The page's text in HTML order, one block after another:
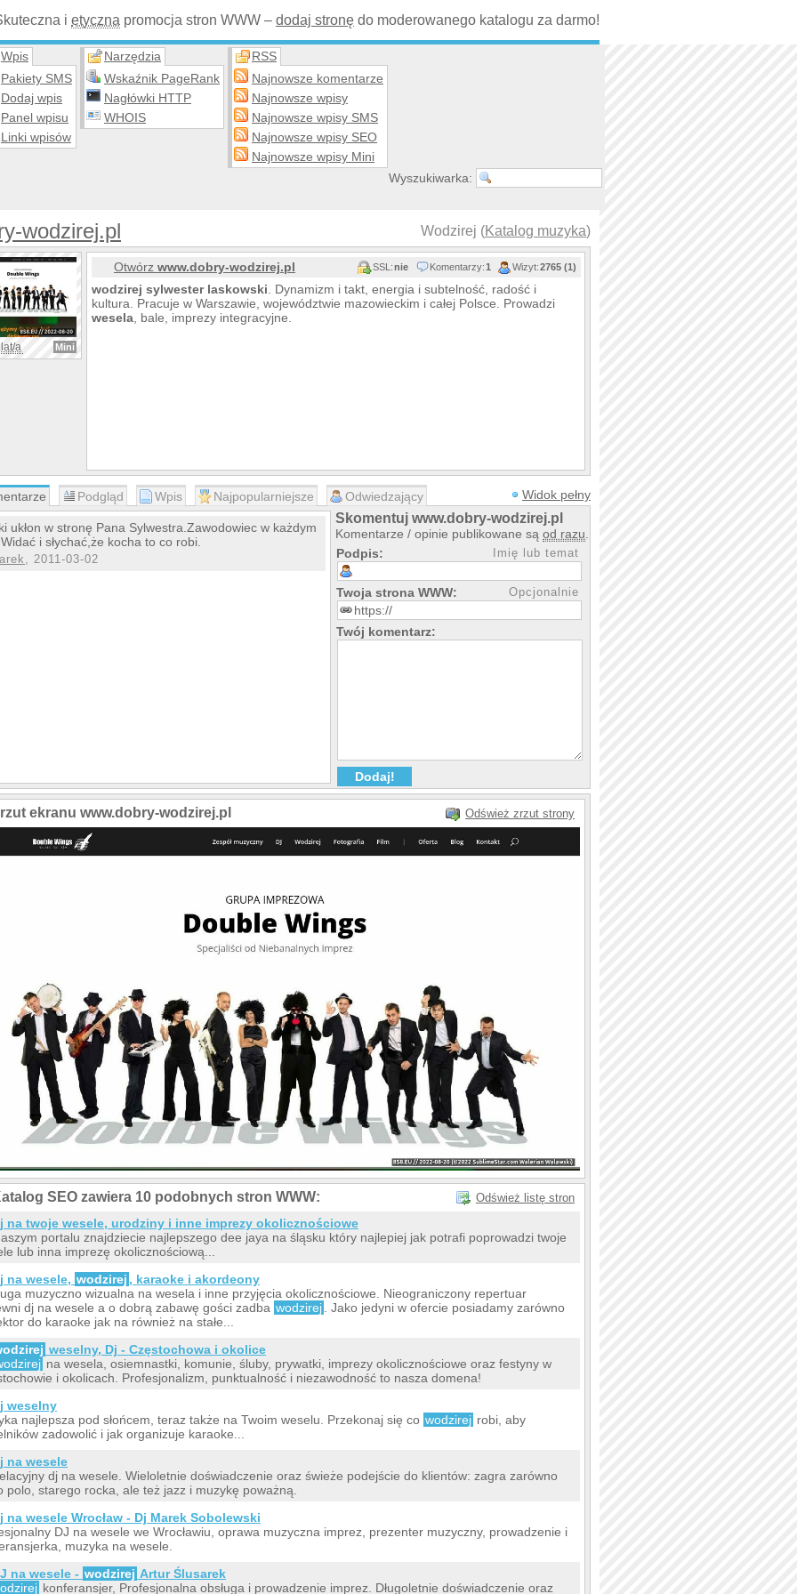
i etyczna promocja stron WWW – dodaj stronę do moderowanego katalogu za darmo!
Wpis
Pakiety SMS
Dodaj wpis
Panel wpisu
Linki wpisów
Narzędzia
Wskaźnik PageRank
Nagłówki HTTP
WHOIS
RSS
Najnowsze komentarze
Najnowsze wpisy
Najnowsze wpisy SMS
Najnowsze wpisy SEO
Najnowsze wpisy Mini
Wyszukiwarka:
wodzirej.pl Wodzirej (Katalog muzyka)
a Mini
Otwórz www.dobry-wodzirej.pl SSL:nie Komentarzy:1 Wizyt:2765 (1)
wodzirej sylwester laskowski . Dynamizm i takt, energia i subtelność, radość i
kultura. Pracuje w Warszawie, województwie mazowieckim i całej Polsce. Prowadzi
wesela , bale, imprezy integracyjne.
Podgląd Wpis Najpopularniejsze Odwiedzający Widok pełny
ukłon w stronę Pana Sylwestra.Zawodowiec w każdym
i słychać,że kocha to co robi.
, 2011-03-02
Skomentuj www.dobry-wodzirej.pl
Komentarze / opinie publikowane są od razu
Podpis:
Imię lub temat
Twoja strona WWW: Opcjonalnie
Twój komentarz:
ekranu www.dobry-wodzirej.pl Odśwież zrzut strony
SEO zawiera 10 podobnych stron WWW: Odśwież listę stron
na twoje wesele, urodziny i inne imprezy okolicznościowe
portalu znajdziecie najlepszego dee jaya na śląsku który najlepiej jak potrafi poprowadzi twoje
lub inna imprezę okolicznościową...
na wesele, wodzirej , karaoke i akordeony
muzyczno wizualna na wesela i inne przyjęcia okolicznościowe. Nieograniczony repertuar
dj na wesele a o dobrą zabawę gości zadba wodzirej
. Jako jedyni w ofercie posiadamy zarówno
do karaoke jak na również na stałe...
weselny, Dj - Częstochowa i okolice
na wesela, osiemnastki, komunie, śluby, prywatki, imprezy okolicznościowe oraz festyny w
i okolicach. Profesjonalizm, punktualność i niezawodność to nasza domena!
weselny
najlepsza pod słońcem, teraz także na Twoim weselu. Przekonaj się co wodzirej robi, aby
zadowolić i jak organizuje karaoke...
na wesele
dj na wesele. Wieloletnie doświadczenie oraz świeże podejście do klientów: zagra zarówno
polo, starego rocka, ale też jazz i muzykę poważną.
na wesele Wrocław - Dj Marek Sobolewski
DJ na wesele we Wrocławiu, oprawa muzyczna imprez, prezenter muzyczny, prowadzenie i
muzyka na wesele.
na wesele - wodzirej Artur Ślusarek
konferansjer, Profesjonalna obsługa i prowadzenie imprez. Długoletnie doświadczenie oraz